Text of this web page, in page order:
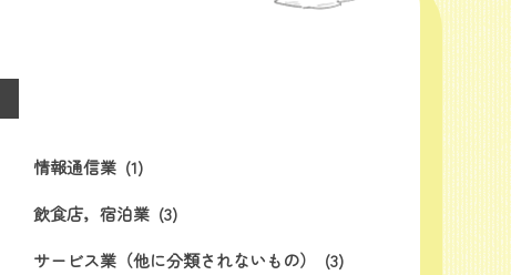
情報通信業 (1)
飲食店，宿泊業 (3)
サービス業（他に分類されないもの） (3)